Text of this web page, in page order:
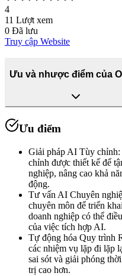
4
11 Lượt xem
0 Đã lưu
Truy cập Website
Ưu và nhược điểm của
Ưu điểm
Giải pháp AI Tùy chỉnh:
chỉnh được thiết kế để
nghiệp, nâng cao khả
động.
Tư vấn AI Chuyên
chuyên môn để triển
doanh nghiệp có thể
của việc tích hợp AI.
Tự động hóa Quy trình
các nhiệm vụ lặp đi lặp
sai sót và giải phóng
trị cao hơn.